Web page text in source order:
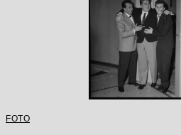
FOTO